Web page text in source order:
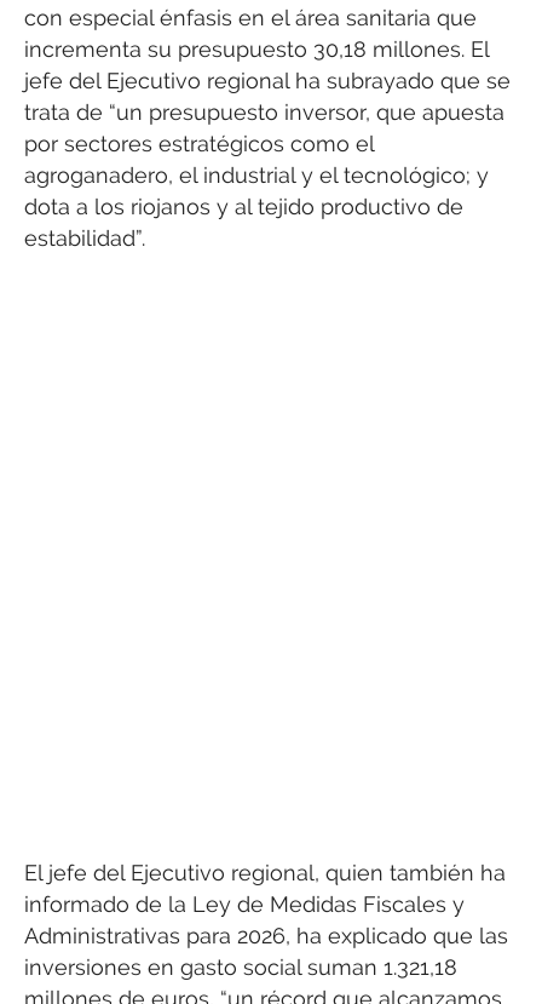
con especial énfasis en el área sanitaria que
incrementa su presupuesto 30,18 millones. El
jefe del Ejecutivo regional ha subrayado que se
trata de “un presupuesto inversor, que apuesta
por sectores estratégicos como el
agroganadero, el industrial y el tecnológico; y
dota a los riojanos y al tejido productivo de
estabilidad”.
El jefe del Ejecutivo regional, quien también ha
informado de la Ley de Medidas Fiscales y
Administrativas para 2026, ha explicado que las
inversiones en gasto social suman 1.321,18
millones de euros, “un récord que alcanzamos